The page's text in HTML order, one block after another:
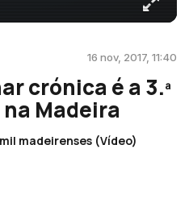
16 nov, 2017, 11:40
crónica é a 3.ª
Madeira
madeirenses (Vídeo)